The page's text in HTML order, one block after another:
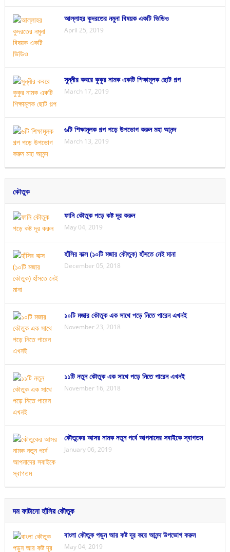
আল্লাহর কুদরতের নমুনা বিষয়ক একটি ভিডিও
April 25, 2019
সুন্নীর কবরে কুকুর নামক একটি শিক্ষামূলক ছোট গল্প
March 17, 2019
৬টি শিক্ষামূলক গল্প পড়ে উপভোগ করুন মহা আনন্দ
March 13, 2019
কৌতুক
ফানি কৌতুক পড়ে কষ্ট দূর করুন
May 04, 2019
হাঁসির বাক্স (১০টি মজার কৌতুক) হাঁসতে নেই মানা
December 05, 2018
১০টি মজার কৌতুক এক সাথে পড়ে নিতে পারেন এখনই
November 23, 2018
১১টি নতুন কৌতুক এক সাথে পড়ে নিতে পারেন এখনই
November 16, 2018
কৌতুকের আসর নামক নতুন পর্বে আপনাদের সবাইকে স্বাগতম
January 06, 2019
দম ফাটানো হাঁসির কৌতুক
বাংলা কৌতুক পড়ুন আর কষ্ট দূর করে আনন্দ উপভোগ করুন
May 04, 2019